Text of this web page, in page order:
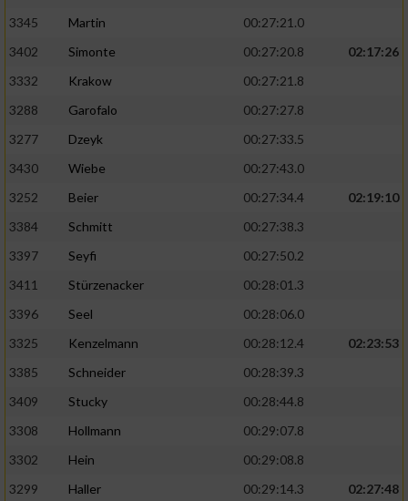
3345
Martin
00:27:21.0
3402
Simonte 00:27:20.8
02:17:26
3332
Krakow
00:27:21.8
3288
Garofalo
00:27:27.8
3277
Dzeyk
00:27:33.5
3430
Wiebe
00:27:43.0
3252
Beier 00:27:34.4
02:19:10
3384
Schmitt
00:27:38.3
3397
Seyfi
00:27:50.2
3411
Stürzenacker
00:28:01.3
3396
Seel
00:28:06.0
3325
Kenzelmann 00:28:12.4
02:23:53
3385
Schneider
00:28:39.3
3409
Stucky
00:28:44.8
3308
Hollmann
00:29:07.8
3302
Hein
00:29:08.8
3299
Haller 00:29:14.3 02:27:48